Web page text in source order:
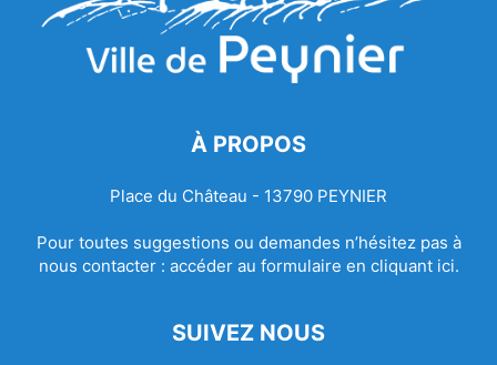
À PROPOS
Place du Château - 13790 PEYNIER
Pour toutes suggestions ou demandes n’hésitez pas à
nous contacter : accéder au formulaire en cliquant ici.
SUIVEZ NOUS